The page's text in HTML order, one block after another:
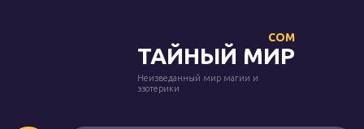
ТАЙНЫЙ МИР
COM
Неизведанный мир магии и
эзотерики